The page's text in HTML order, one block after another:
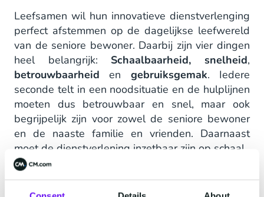
Leefsamen wil hun innovatieve dienstverlenging
perfect afstemmen op de dagelijkse leefwereld
van de seniore bewoner. Daarbij zijn vier dingen
heel belangrijk: Schaalbaarheid, snelheid,
betrouwbaarheid en gebruiksgemak. Iedere
seconde telt in een noodsituatie en de hulplijnen
moeten dus betrouwbaar en snel, maar ook
begrijpelijk zijn voor zowel de seniore bewoner
en de naaste familie en vrienden. Daarnaast
moet de dienstverlening inzetbaar zijn op schaal.